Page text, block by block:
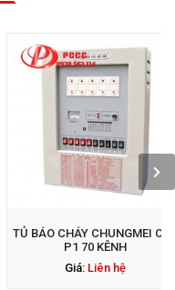
TỦ BÁO CHÁY CHUNGMEI CM-
P1 70 KÊNH
Giá:Liên hệ
GỌI NGAY: 0938 563
114